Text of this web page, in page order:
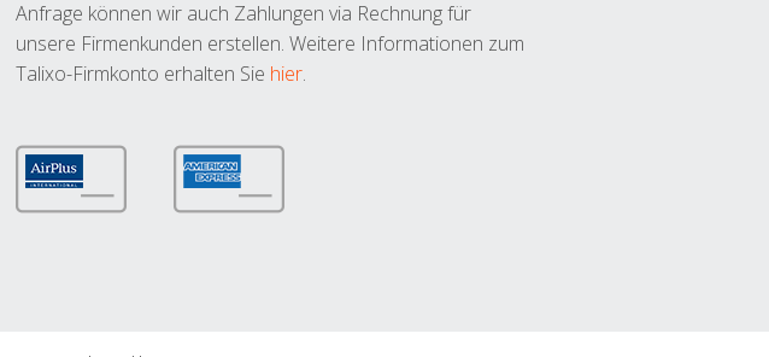
Anfrage können wir auch Zahlungen via Rechnung für
unsere Firmenkunden erstellen. Weitere Informationen zum
Talixo-Firmkonto erhalten Sie hier.